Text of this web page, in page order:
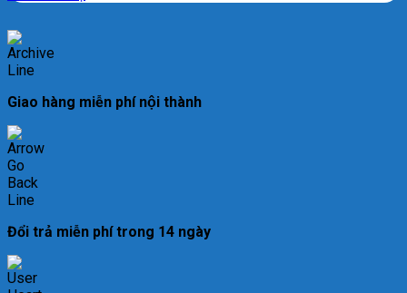
Giao hàng miễn phí nội thành
Đổi trả miễn phí trong 14 ngày